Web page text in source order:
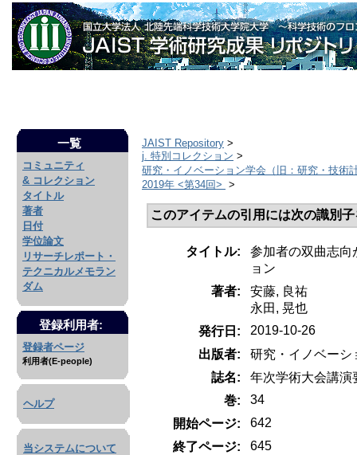
一覧
コミュニティ
& コレクション
タイトル
著者
日付
学位論文
リサーチレポート・
テクニカルメモラン
ダム
登録利用者:
登録者ページ
利用者(E-people)
ヘルプ
当システムについて
JAIST Repository >
j. 特別コレクション >
研究・イノベーション学会（旧：研究・技術
2019年 <第34回> >
このアイテムの引用には次の識別
タイトル:
参加者の双曲志向
ョン
著者:
安藤, 良祐
永田, 晃也
発行日:
2019-10-26
出版者:
研究・イノベーシ
誌名:
年次学術大会講演
巻:
34
開始ページ:
642
終了ページ:
645